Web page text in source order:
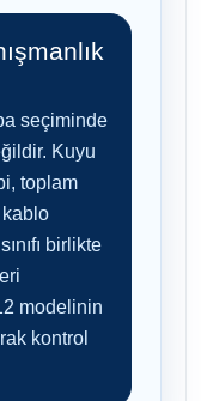
seçiminde
Kuyu
toplam
kablo
birlikte
modelinin
kontrol